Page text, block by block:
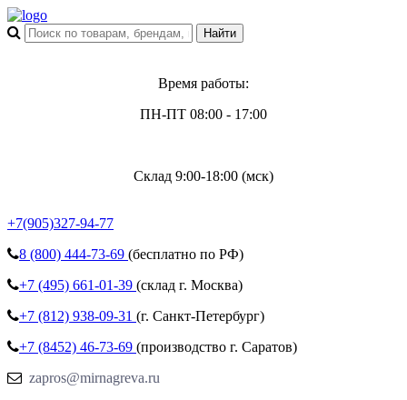
Время работы:
ПН-ПТ 08:00 - 17:00
Склад 9:00-18:00 (мск)
+7(905)327-94-77
8 (800) 444-73-69 (бесплатно по РФ)
+7 (495) 661-01-39 (склад г. Москва)
+7 (812) 938-09-31 (г. Санкт-Петербург)
+7 (8452) 46-73-69 (производство г. Саратов)
zapros@mirnagreva.ru